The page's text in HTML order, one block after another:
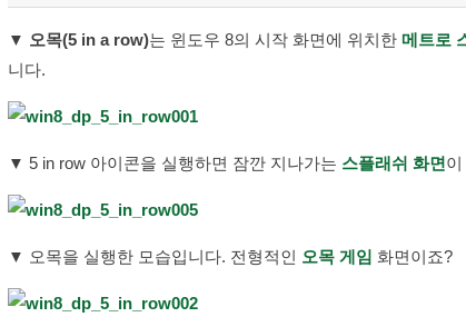
▼ 오목(5 in a row)는 윈도우 8의 시작 화면에 위치한 메트로
니다.
▼ 5 in row 아이콘을 실행하면 잠깐 지나가는 스플래쉬 화면
▼ 오목을 실행한 모습입니다. 전형적인 오목 게임 화면이죠?